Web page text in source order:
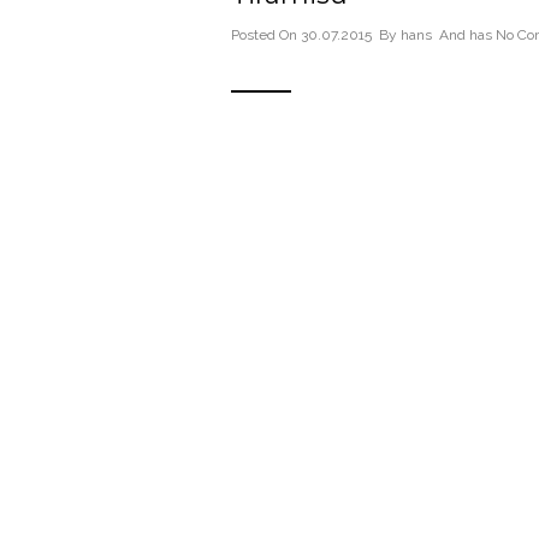
Posted On 30.07.2015 By hans And has No